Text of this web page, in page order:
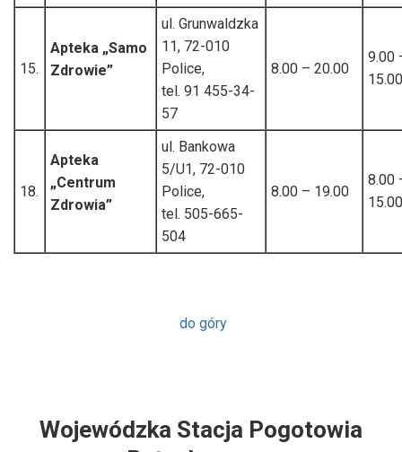
15.
Apteka „Samo
Zdrowie”
ul. Grunwaldzka
11, 72-010
Police,
tel. 91 455-34-
57
8.00 – 20.00
9.00
15.00
18.
Apteka
„Centrum
Zdrowia”
ul. Bankowa
5/U1, 72-010
Police,
tel. 505-665-
504
8.00 – 19.00
8.00
15.00
do góry
Wojewódzka Stacja Pogotowia